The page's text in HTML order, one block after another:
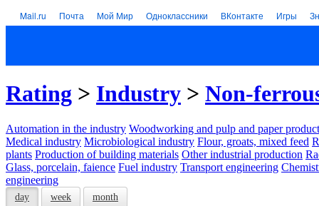
Mail.ru Почта Мой Мир Одноклассники ВКонтакте Игры
Rating > Industry > Non-
Automation in the industry Woodworking and pulp and paper
Medical industry Microbiological industry Flour, groats, mixed feed
plants Production of building materials Other industrial production
Glass, porcelain, faience Fuel industry Transport engineering
engineering
day week month